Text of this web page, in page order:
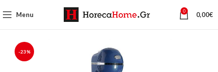
Menu 0 0,00€
-23%